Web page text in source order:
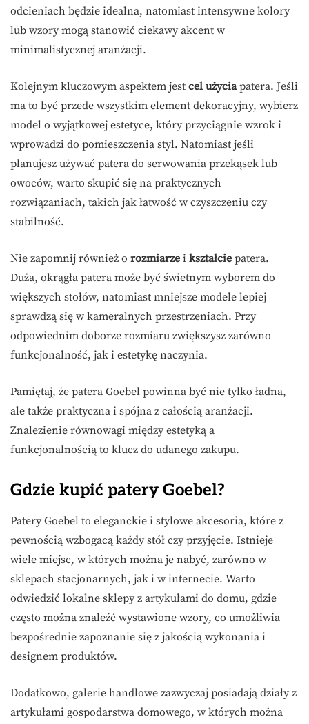
odcieniach będzie idealna, natomiast intensywne kolory
lub wzory mogą stanowić ciekawy akcent w
minimalistycznej aranżacji.
Kolejnym kluczowym aspektem jest cel użyciapatera. Jeśli
ma to być przede wszystkim element dekoracyjny, wybierz
model o wyjątkowej estetyce, który przyciągnie wzrok i
wprowadzi do pomieszczenia styl. Natomiast jeśli
planujesz używać patera do serwowania przekąsek lub
owoców, warto skupić się na praktycznych
rozwiązaniach, takich jak łatwość w czyszczeniu czy
stabilność.
Nie zapomnij również o rozmiarze i kształcie patera.
Duża, okrągła patera może być świetnym wyborem do
większych stołów, natomiast mniejsze modele lepiej
sprawdzą się w kameralnych przestrzeniach. Przy
odpowiednim doborze rozmiaru zwiększysz zarówno
funkcjonalność, jak i estetykę naczynia.
Pamiętaj, że patera Goebel powinna być nie tylko ładna,
ale także praktyczna i spójna z całością aranżacji.
Znalezienie równowagi między estetyką a
funkcjonalnością to klucz do udanego zakupu.
Gdzie kupić patery Goebel?
Patery Goebel to eleganckie i stylowe akcesoria, które z
pewnością wzbogacą każdy stół czy przyjęcie. Istnieje
wiele miejsc, w których można je nabyć, zarówno w
sklepach stacjonarnych, jak i w internecie. Warto
odwiedzić lokalne sklepy z artykułami do domu, gdzie
często można znaleźć wystawione wzory, co umożliwia
bezpośrednie zapoznanie się z jakością wykonania i
designem produktów.
Dodatkowo, galerie handlowe zazwyczaj posiadają działy z
artykułami gospodarstwa domowego, w których można